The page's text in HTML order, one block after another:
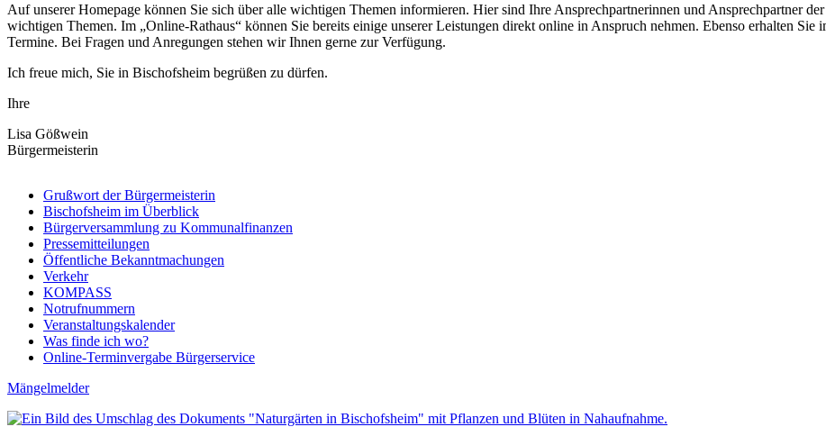
Auf unserer Homepage können Sie sich über alle wichtigen Themen informieren. Hier sind Ihre Ansprechpartnerinnen und Ansprechpartner
wichtigen Themen. Im „Online-Rathaus“ können Sie bereits einige unserer Leistungen direkt online in Anspruch nehmen. Ebenso erhalten Sie
Termine. Bei Fragen und Anregungen stehen wir Ihnen gerne zur Verfügung.
Ich freue mich, Sie in Bischofsheim begrüßen zu dürfen.
Ihre
Lisa Gößwein
Bürgermeisterin
Grußwort der Bürgermeisterin
Bischofsheim im Überblick
Bürgerversammlung zu Kommunalfinanzen
Pressemitteilungen
Öffentliche Bekanntmachungen
Verkehr
KOMPASS
Notrufnummern
Veranstaltungskalender
Was finde ich wo?
Online-Terminvergabe Bürgerservice
Mängelmelder